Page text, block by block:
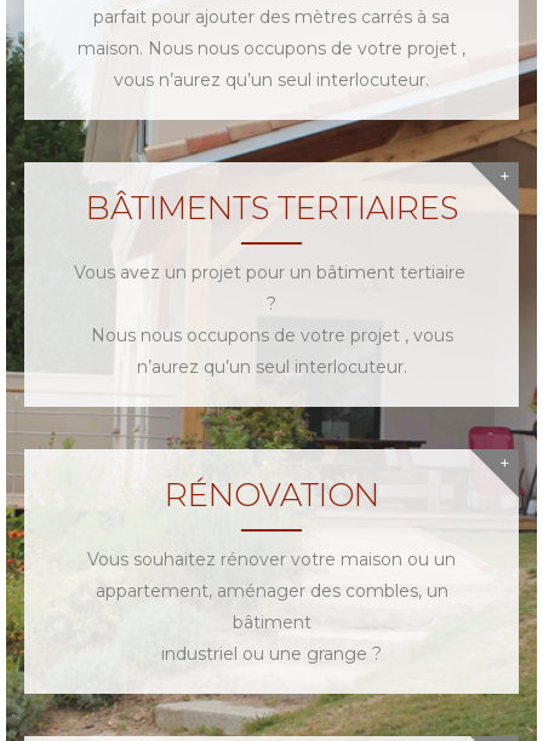
parfait pour ajouter des mètres carrés à sa
maison. Nous nous occupons de votre projet ,
vous n’aurez qu’un seul interlocuteur.
BÂTIMENTS TERTIAIRES
Vous avez un projet pour un bâtiment tertiaire
?
Nous nous occupons de votre projet , vous
n’aurez qu’un seul interlocuteur.
RÉNOVATION
Vous souhaitez rénover votre maison ou un
appartement, aménager des combles, un
bâtiment
industriel ou une grange ?